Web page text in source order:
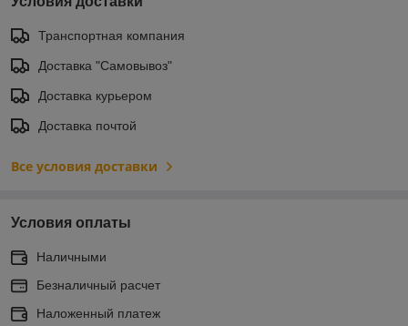
Транспортная компания
Доставка "Самовывоз"
Доставка курьером
Доставка почтой
Все условия доставки
Условия оплаты
Наличными
Безналичный расчет
Наложенный платеж